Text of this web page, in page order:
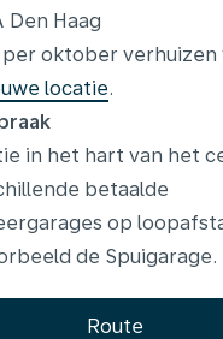
Den Haag
oktober verhuizen
locatie.
in het hart van het
betaalde
op
de Spuigarage.
Route